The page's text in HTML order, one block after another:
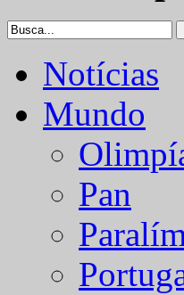
Notícias
Mundo
Pan